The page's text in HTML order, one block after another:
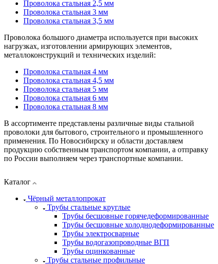
Проволока стальная 2,5 мм
Проволока стальная 3 мм
Проволока стальная 3,5 мм
Проволока большого диаметра используется при высоких
нагрузках, изготовлении армирующих элементов,
металлоконструкций и технических изделий:
Проволока стальная 4 мм
Проволока стальная 4,5 мм
Проволока стальная 5 мм
Проволока стальная 6 мм
Проволока стальная 8 мм
В ассортименте представлены различные виды стальной
проволоки для бытового, строительного и промышленного
применения. По Новосибирску и области доставляем
продукцию собственным транспортом компании, а отправку
по России выполняем через транспортные компании.
Каталог
Чёрный металлопрокат
Трубы стальные круглые
Трубы бесшовные горячедеформированные
Трубы бесшовные холоднодеформированные
Трубы электросварные
Трубы водогазопроводные ВГП
Трубы оцинкованные
Трубы стальные профильные